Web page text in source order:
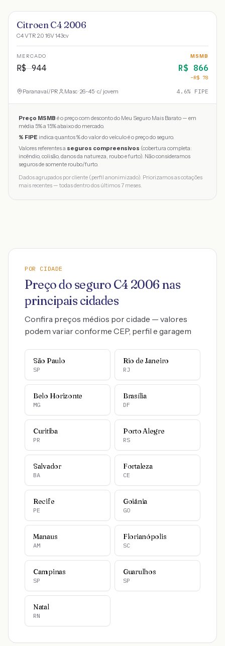
Citroen C4 2006
C4 VTR 2.0 16V 143cv
MERCADO
R$944
MSMB
R$ 866
−R$ 78
Paranavaí/PR Masc · 26-45 · c/ jovem 4.6% FIPE
Preço MSMB é o preço com desconto do Meu Seguro Mais Barato — em
média 5% a 15% abaixo do mercado.
% FIPE indica quantos % do valor do veículo é o preço do seguro.
Valores referentes a seguros compreensivos (cobertura completa:
incêndio, colisão, danos da natureza, roubo e furto). Não consideramos
seguros de somente roubo/furto.
Dados agrupados por cliente (perfil anonimizado). Priorizamos as cotações
mais recentes — todas dentro dos últimos 7 meses.
POR CIDADE
Preço do seguro C4 2006 nas
principais cidades
Confira preços médios por cidade — valores
podem variar conforme CEP, perfil e garagem
São Paulo
SP
Rio de Janeiro
RJ
Belo Horizonte
MG
Brasília
DF
Curitiba
PR
Porto Alegre
RS
Salvador
BA
Fortaleza
CE
Recife
PE
Goiânia
GO
Manaus
AM
Florianópolis
SC
Campinas
SP
Guarulhos
SP
Natal
RN